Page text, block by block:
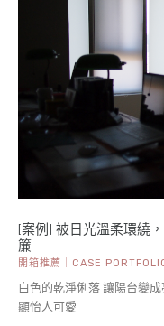
[案例] 被日光溫柔環繞
簾
開箱推薦｜CASE
白色的乾淨俐落 讓陽台變
顯怡人可愛